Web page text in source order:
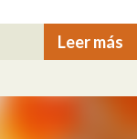
Leer más